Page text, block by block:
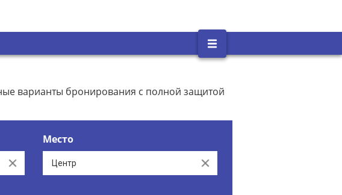
варианты бронирования с полной защитой
Clear
Место
Clear